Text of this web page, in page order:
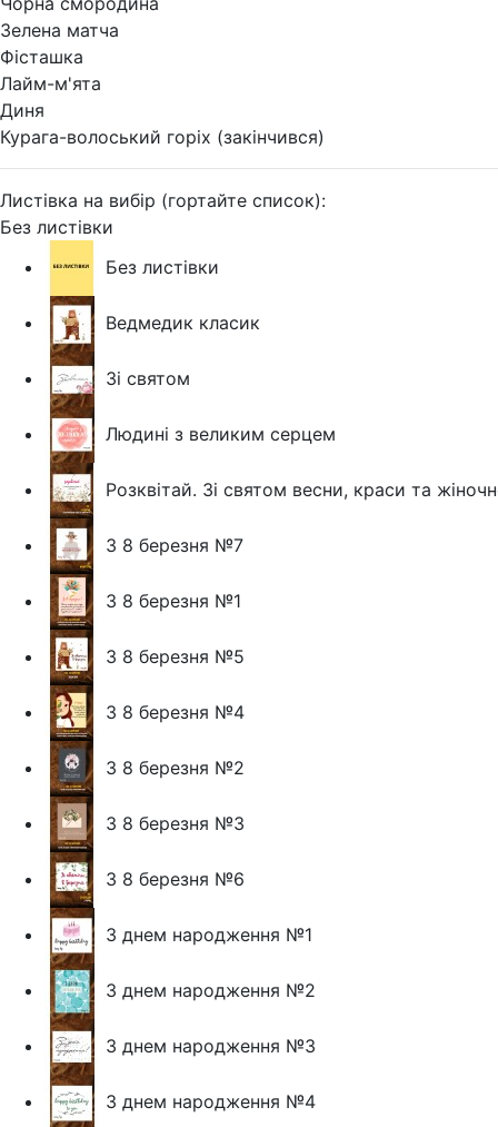
Зелена матча
Фісташка
Лайм-м'ята
Диня
Курага-волоський горіх (закінчився)
Листівка на вибір (гортайте список):
Без листівки
Без листівки
Ведмедик класик
Зі святом
Людині з великим серцем
Розквітай. Зі святом весни, краси та
З 8 березня №7
З 8 березня №1
З 8 березня №5
З 8 березня №4
З 8 березня №2
З 8 березня №3
З 8 березня №6
З днем народження №1
З днем народження №2
З днем народження №3
З днем народження №4